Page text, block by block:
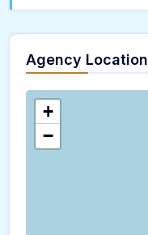
Agency Location
+
−